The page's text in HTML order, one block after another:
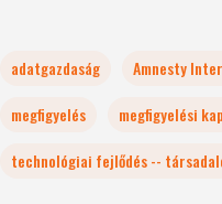
adatgazdaság Amnesty
megfigyelés
megfigyelési
technológiai fejlődés --